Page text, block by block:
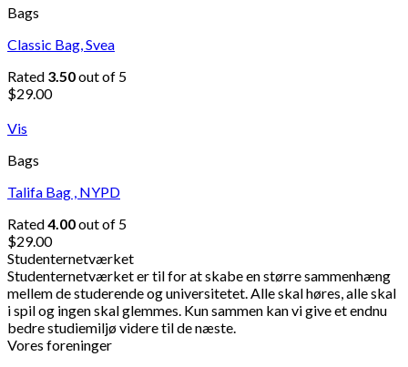
Bags
Classic Bag, Svea
Rated 3.50out of 5
$29.00
Vis
Bags
Talifa Bag , NYPD
Rated4.00out of 5
$29.00
Studenternetværket
Studenternetværket er til for at skabe en større sammenhæng
mellem de studerende og universitetet. Alle skal høres, alle skal
i spil og ingen skal glemmes. Kun sammen kan vi give et endnu
bedre studiemiljø videre til de næste.
Vores foreninger